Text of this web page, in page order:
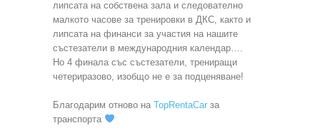
липсата на собствена зала и следователно
малкото часове за тренировки в ДКС, както и
липсата на финанси за участия на нашите
състезатели в международния календар….
Но 4 финала със състезатели, трениращи
четериразово, изобщо не е за подценяване!
Благодарим отново на TopRentaCar за
транспорта